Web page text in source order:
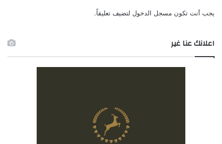
يجب أنت تكون مسجل الدخول لتضيف تعليقاً.
اعلانك عنا غير